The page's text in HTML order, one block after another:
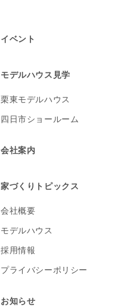
イベント
モデルハウス見学
栗東モデルハウス
四日市ショールーム
会社案内
家づくりトピックス
会社概要
モデルハウス
採用情報
プライバシーポリシー
お知らせ